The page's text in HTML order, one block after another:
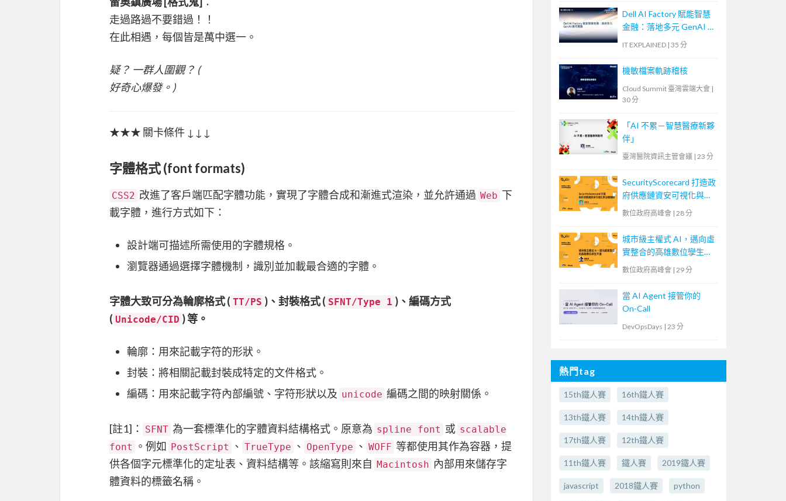
走過路過不要錯過！！
在此相遇，每個皆是萬中選一。
疑？ 一群人圍觀？ (
好奇心爆發。)
★★★ 關卡條件 ↓↓↓
字體格式 (font formats)
CSS2 改進了客戶端匹配字體功能，實現了字體合成和漸進式渲染，並允許通過 Web 下
載字體，進行方式如下：
設計端可描述所需使用的字體規格。
瀏覽器通過選擇字體機制，識別並加載最合適的字體。
字體大致可分為輪廓格式 ( TT/PS )、封裝格式 ( SFNT/Type 1 )、編碼方式
( Unicode/CID ) 等。
輪廓：用來記載字符的形狀。
封裝：將相關記載封裝成特定的文件格式。
編碼：用來記載字符內部編號、字符形狀以及 unicode 編碼之間的映射關係。
[註1]： SFNT 為一套標準化的字體資料結構格式。原意為 spline font 或 scalable
font
。例如 PostScript 、 TrueType 、 OpenType 、 WOFF 等都使用其作為容器，提
供各個字元標準化的定址表、資料結構等。該縮寫則來自 Macintosh 內部用來儲存字
體資料的標籤名稱。
Dell AI Factory 賦能智慧
金融：落地多元 GenAI 應
IT EXPLAINED | 35 分
機敏檔案軌跡稽核
Cloud Summit 臺灣雲端大會 |
30 分
「AI 不累－智慧醫療新夥
伴」
臺灣醫院資訊主管會議 | 23 分
SecurityScorecard 打造政
府供應鏈資安可視化與治
理機制
數位政府高峰會 | 28 分
城市級主權式 AI，邁向虛
實整合的高雄數位孿生平
臺
數位政府高峰會 | 29 分
當 AI Agent 接管你的
On-Call
DevOpsDays | 23 分
熱門tag
15th鐵人賽 16th鐵人賽
13th鐵人賽 14th鐵人賽
17th鐵人賽 12th鐵人賽
11th鐵人賽 鐵人賽 2019鐵人賽
javascript 2018鐵人賽 python